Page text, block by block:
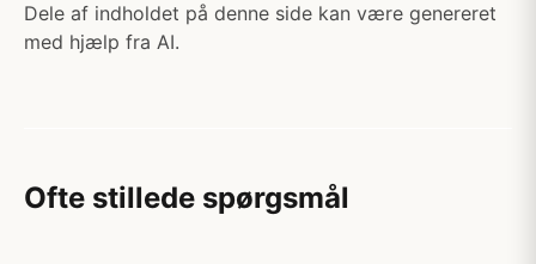
Dele af indholdet på denne side kan være genereret
med hjælp fra AI.
Ofte stillede spørgsmål